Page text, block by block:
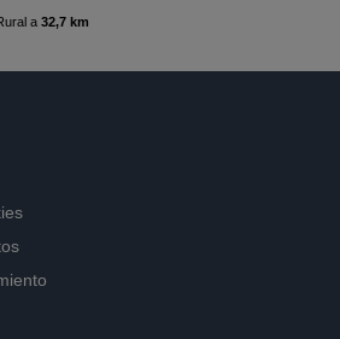
a 32,7 km